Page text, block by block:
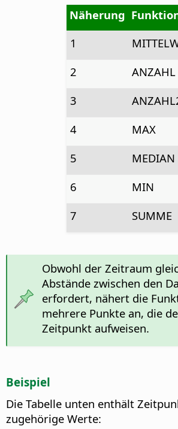
Näherung
1
2
ANZAHL
3
4
MAX
5
MEDIAN
6
MIN
7
SUMME
Obwohl der Zeitraum
Abstände zwischen den
erfordert, nähert die
mehrere Punkte an, die
Zeitpunkt aufweisen.
Beispiel
Die Tabelle unten enthält
zugehörige Werte: